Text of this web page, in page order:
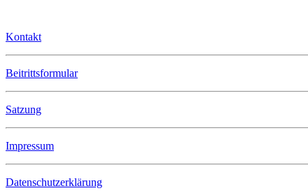
Kontakt
Beitrittsformular
Satzung
Impressum
Datenschutzerklärung